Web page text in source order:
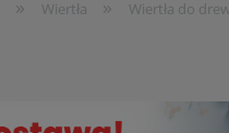
» Wiertła » Wiertła do